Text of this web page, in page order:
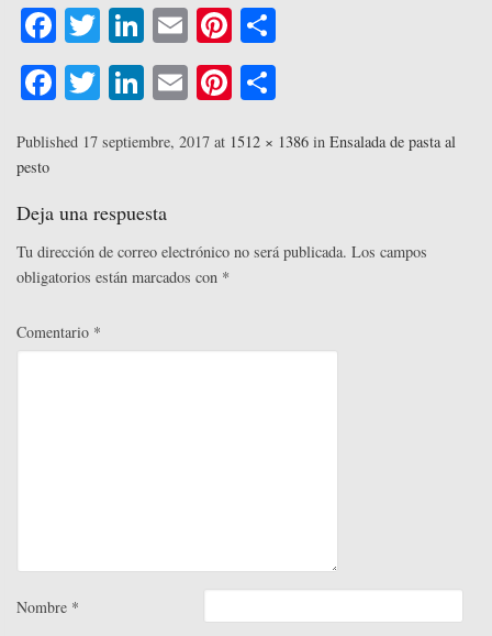
Fa
ce
bo
ok
T
wi
tte
r
Li
nk
ed
In
E
m
ail
Pi
nt
er
es pa
Fa
bo
T
tte
Li
ed
E
ail
Pi
er m
r
Published 17 septiembre, 2017 at 1512 × 1386 in Ensalada de pasta al
pesto
Deja una respuesta
Tu dirección de correo electrónico no será publicada. Los campos
obligatorios están marcados con *
Comentario *
Nombre *